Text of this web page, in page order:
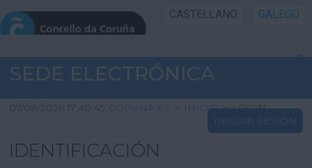
CASTELLANO GALEGO
INICIO SEDE
INICIO
INFORMACIÓN PÚBLICA
SEDE ELECTRÓNICA
07/08/2026 17:40:45 CORUNA.ES > INICIO > LOGIN
INICIAR SESIÓN
IDENTIFICACIÓN